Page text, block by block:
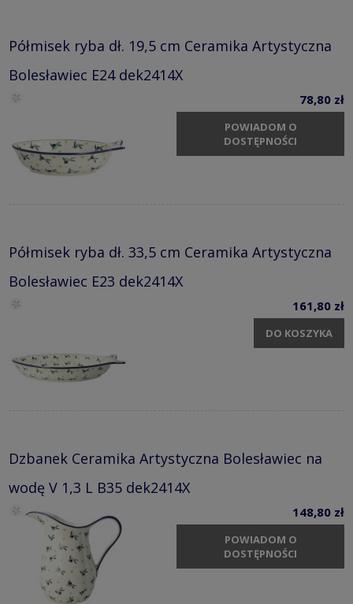
Półmisek ryba dł. 19,5 cm Ceramika Artystyczna
Bolesławiec E24 dek2414X
78,80 zł
POWIADOM O
DOSTĘPNOŚCI
Półmisek ryba dł. 33,5 cm Ceramika Artystyczna
Bolesławiec E23 dek2414X
161,80 zł
DO KOSZYKA
Dzbanek Ceramika Artystyczna Bolesławiec na
wodę V 1,3 L B35 dek2414X
148,80 zł
POWIADOM O
DOSTĘPNOŚCI